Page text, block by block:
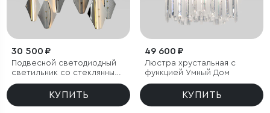
30 500 ₽
Подвесной светодиодный
светильник со стеклянными
плафонами
КУПИТЬ
49 600 ₽
Люстра хрустальная с
функцией Умный Дом
КУПИТЬ